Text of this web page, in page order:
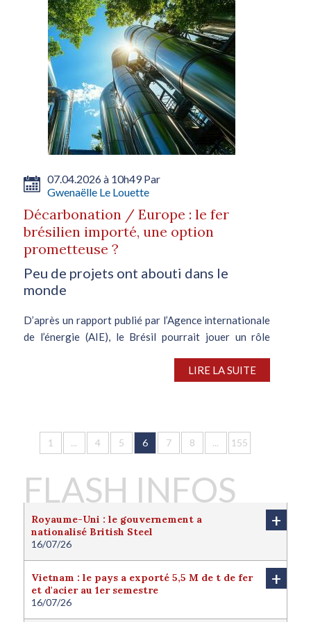
07.04.2026 à 10h49 Par
Gwenaëlle Le Louette
Décarbonation / Europe : le fer
brésilien importé, une option
prometteuse ?
Peu de projets ont abouti dans le
monde
D’après un rapport publié par l’Agence internationale
de l’énergie (AIE), le Brésil pourrait jouer un rôle
sidérurgique européenne. La décarbonation des
LIRE LA SUITE
1 ... 4 5 6 7 8 ... 155
FLASH INFOS
Royaume-Uni : le gouvernement a
nationalisé British Steel
16/07/26
+
Le Royaume-Uni a nationalisé British Steel afin de
protéger l'avenir de la filière sidérurgique locale.
Londres juge cette nationalisation nécessaire pour
protéger l'intérêt national du pays. Le
gouvernement a ainsi finalisé la reprise d’une
entreprise contrôlée jusqu’alors par le Chinois
Vietnam : le pays a exporté 5,5 M de t de fer
et d'acier au 1er semestre
16/07/26
+
er